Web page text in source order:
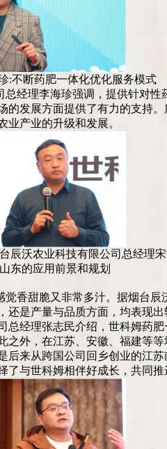
:不断药肥一体化优化服务模式
经理李海珍强调，提供针对
发展方面提供了有力的支持
业产业的升级和发展。
辰沃农业科技有限公司总经理宋
东的应用前景和规划
香甜脆又非常多汁。据烟台
是产量与品质方面，均表现
经理张志民介绍，世科姆药
外，在江苏、安徽、福建等
来从跨国公司回乡创业的江
与世科姆相伴好成长，共同推